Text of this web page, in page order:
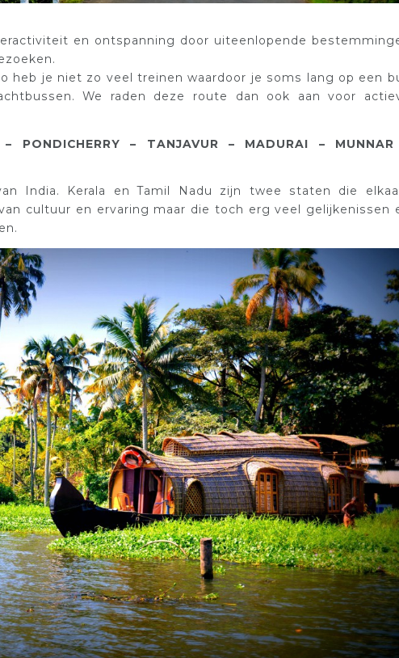
en ontspanning door uiteenlopende
heb je niet zo veel treinen waardoor je soms lang op een
We raden deze route dan ook aan voor
PONDICHERRY – TANJAVUR – MADURAI –
India. Kerala en Tamil Nadu zijn twee staten die
cultuur en ervaring maar die toch erg veel gelijkenissen